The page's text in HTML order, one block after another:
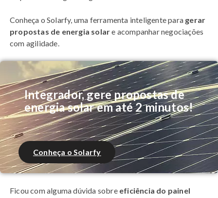
Conheça o Solarfy, uma ferramenta inteligente para gerar
propostas de energia solare acompanhar negociações
com agilidade.
Integrador, gere propostas de
energia solar em até 2 minutos!
Conheça o Solarfy
Ficou com alguma dúvida sobreeficiência do painel